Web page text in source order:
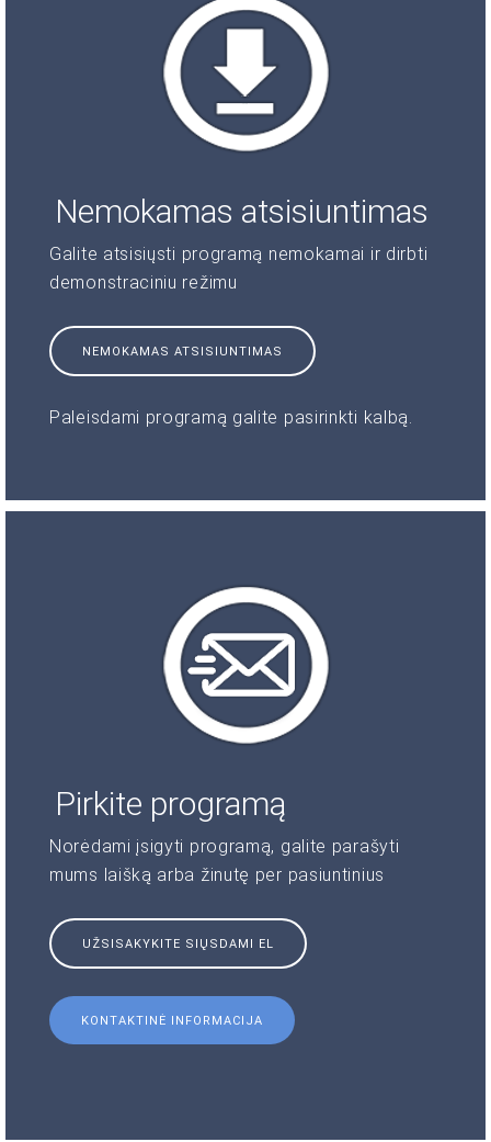
Nemokamas atsisiuntimas
Galite atsisiųsti programą nemokamai ir dirbti
demonstraciniu režimu
NEMOKAMAS ATSISIUNTIMAS
Paleisdami programą galite pasirinkti kalbą.
Pirkite programą
Norėdami įsigyti programą, galite parašyti
mums laišką arba žinutę per pasiuntinius
UŽSISAKYKITE SIŲSDAMI EL
KONTAKTINĖ INFORMACIJA